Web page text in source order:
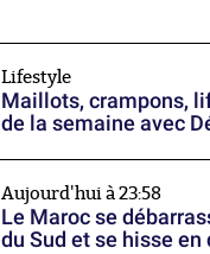
Lifestyle
Maillots, crampons,
de la semaine avec
Aujourd'hui à 23:58
Le Maroc se
du Sud et se hisse